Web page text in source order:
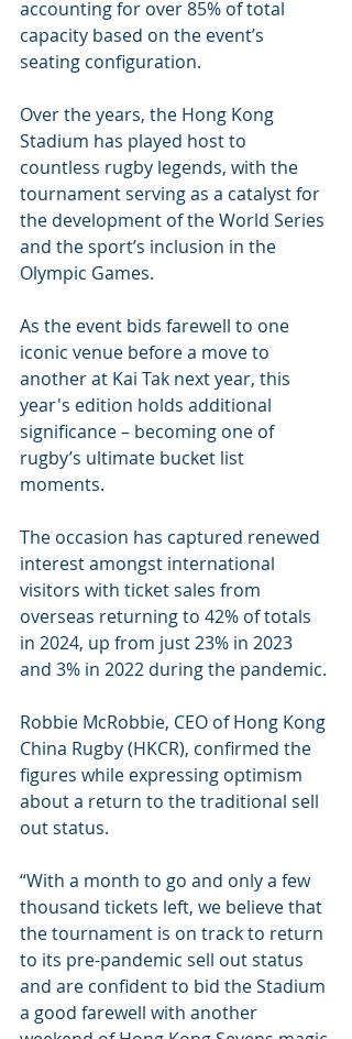
accounting for over 85% of total
capacity based on the event’s
seating configuration.
Over the years, the Hong Kong
Stadium has played host to
countless rugby legends, with the
tournament serving as a catalyst for
the development of the World Series
and the sport’s inclusion in the
Olympic Games.
As the event bids farewell to one
iconic venue before a move to
another at Kai Tak next year, this
year's edition holds additional
significance – becoming one of
rugby’s ultimate bucket list
moments.
The occasion has captured renewed
interest amongst international
visitors with ticket sales from
overseas returning to 42% of totals
in 2024, up from just 23% in 2023
and 3% in 2022 during the pandemic.
Robbie McRobbie, CEO of Hong Kong
China Rugby (HKCR), confirmed the
figures while expressing optimism
about a return to the traditional sell
out status.
“With a month to go and only a few
thousand tickets left, we believe that
the tournament is on track to return
to its pre-pandemic sell out status
and are confident to bid the Stadium
a good farewell with another